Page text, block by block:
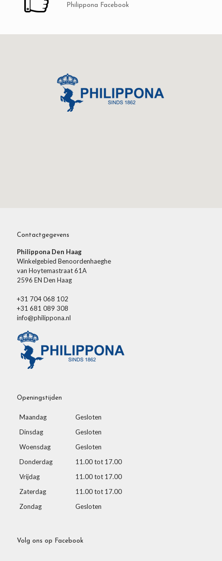
Philippona Facebook
Contactgegevens
Philippona Den Haag
Winkelgebied Benoordenhaeghe
van Hoytemastraat 61A
2596 EN Den Haag
+31 704 068 102
+31 681 089 308
info@philippona.nl
Openingstijden
Maandag
Gesloten
Dinsdag
Gesloten
Woensdag
Gesloten
Donderdag
11.00 tot 17.00
Vrijdag
11.00 tot 17.00
Zaterdag
11.00 tot 17.00
Zondag
Gesloten
Volg ons op Facebook